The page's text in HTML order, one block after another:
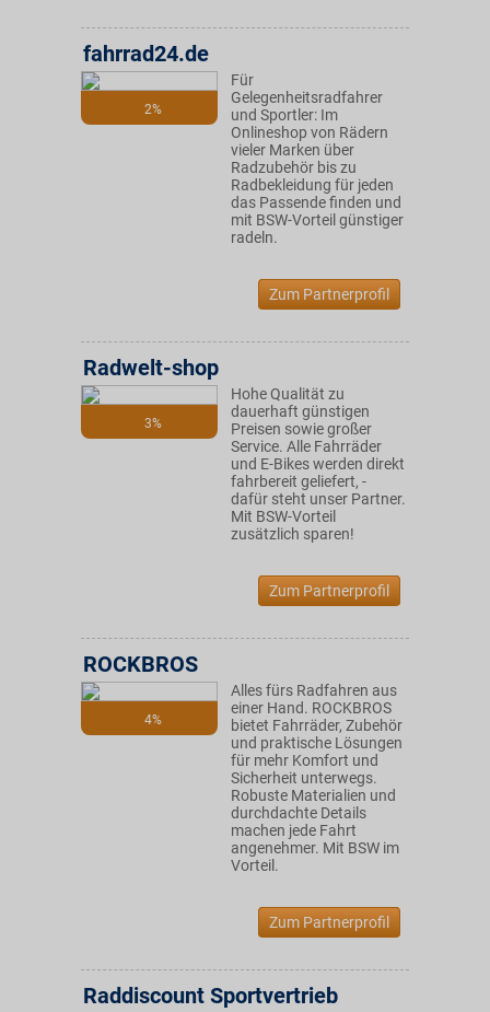
2%
fahrrad24.de
Für
Gelegenheitsradfahrer
und Sportler: Im
Onlineshop von Rädern
vieler Marken über
Radzubehör bis zu
Radbekleidung für jeden
das Passende finden und
mit BSW-Vorteil günstiger
radeln.
Zum Partnerprofil
3%
Radwelt-shop
Hohe Qualität zu
dauerhaft günstigen
Preisen sowie großer
Service. Alle Fahrräder
und E-Bikes werden direkt
fahrbereit geliefert, -
dafür steht unser Partner.
Mit BSW-Vorteil
zusätzlich sparen!
Zum Partnerprofil
4%
ROCKBROS
Alles fürs Radfahren aus
einer Hand. ROCKBROS
bietet Fahrräder, Zubehör
und praktische Lösungen
für mehr Komfort und
Sicherheit unterwegs.
Robuste Materialien und
durchdachte Details
machen jede Fahrt
angenehmer. Mit BSW im
Vorteil.
Zum Partnerprofil
Raddiscount Sportvertrieb